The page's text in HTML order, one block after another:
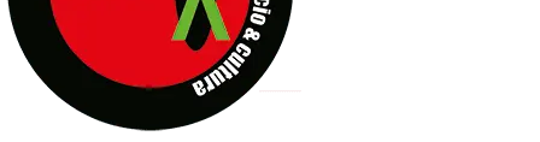
D’BALDOMEROS REINVENTAN [BITÁCORA 3.0] EN EXVITA
MARSHALL FLASH PRESENTA EN EXVITA [RELATIVA
JOFRE BARDAGÍ EN EXVITA INTERPRETANDO A SERRAT